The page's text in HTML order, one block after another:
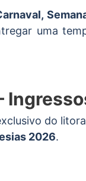
uma
do
2026.